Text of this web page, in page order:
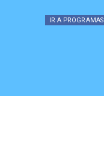
IR A PROGRAMAS